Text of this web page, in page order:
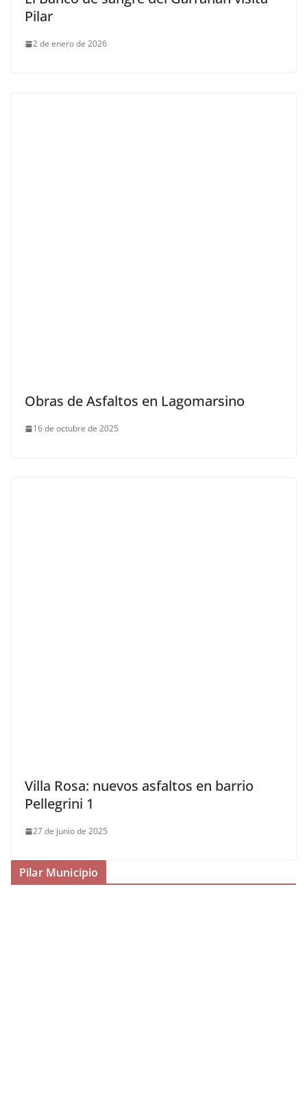
Pilar
2 de enero de 2026
Obras de Asfaltos en Lagomarsino
16 de octubre de 2025
Villa Rosa: nuevos asfaltos en barrio
Pellegrini 1
27 de junio de 2025
Pilar Municipio